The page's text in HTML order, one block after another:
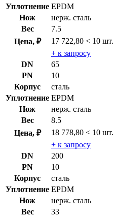
Уплотнение EPDM
Нож
нерж. сталь
Вес
7.5
Цена, ₽
17 722,80 < 10 шт.
+ к запросу
DN
65
PN
10
Корпус
сталь
Уплотнение EPDM
Нож
нерж. сталь
Вес
8.5
Цена, ₽
18 778,80 < 10 шт.
+ к запросу
DN
200
PN
10
Корпус
сталь
Уплотнение EPDM
Нож
нерж. сталь
Вес
33